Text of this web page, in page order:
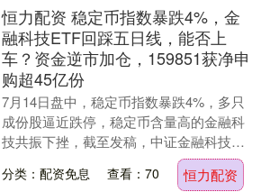
恒力配资 稳定币指数暴跌4%，金
融科技ETF回踩五日线，能否上
车？资金逆市加仓，159851获净申
购超45亿份
7月14日盘中，稳定币指数暴跌4%，多只
成份股逼近跌停，稳定币含量高的金融科
技共振下挫，截至发稿，中证金融科技主
题指数跌逾3%。其中，大智慧跌停，金证
股份、中科....
分类：配资免息 查看：70 恒力配资